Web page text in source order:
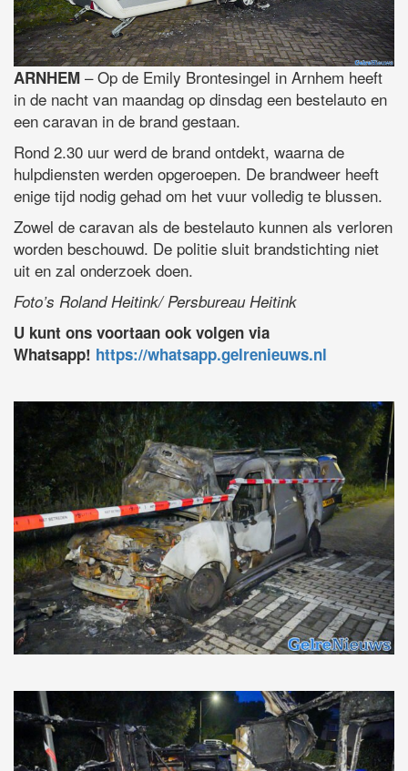
ARNHEM – Op de Emily Brontesingel in Arnhem heeft
in de nacht van maandag op dinsdag een bestelauto en
een caravan in de brand gestaan.
Rond 2.30 uur werd de brand ontdekt, waarna de
hulpdiensten werden opgeroepen. De brandweer heeft
enige tijd nodig gehad om het vuur volledig te blussen.
Zowel de caravan als de bestelauto kunnen als verloren
worden beschouwd. De politie sluit brandstichting niet
uit en zal onderzoek doen.
Foto’s Roland Heitink/ Persbureau Heitink
U kunt ons voortaan ook volgen via
Whatsapp! https://whatsapp.gelrenieuws.nl